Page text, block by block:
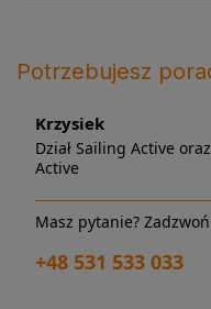
Potrzebujesz
Krzysiek
Dział Sailing Active
Active
Masz pytanie?
+48 531 533 033